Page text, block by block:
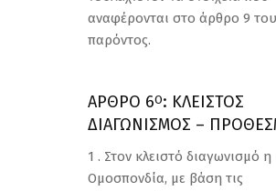
αναφέρονται στο άρθρο 9 του
παρόντος.
ΑΡΘΡΟ 6Ο: ΚΛΕΙΣΤΟΣ
ΔΙΑΓΩΝΙΣΜΟΣ –
1 . Στον κλειστό διαγωνισμό η
Ομοσπονδία, με βάση τις